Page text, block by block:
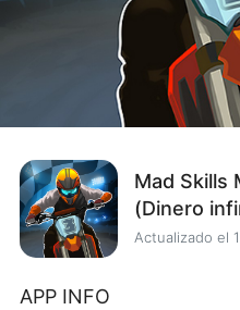
Mad Skills
(Dinero
Actualizado el
APP INFO